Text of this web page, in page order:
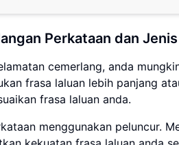
Perkataan dan
cemerlang, anda
frasa laluan lebih panjang
frasa laluan anda.
menggunakan peluncur.